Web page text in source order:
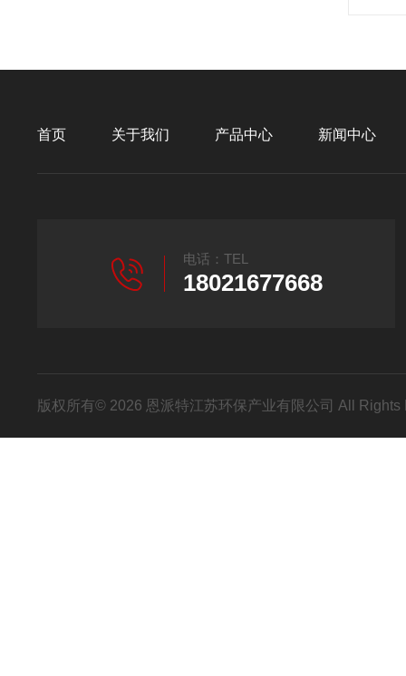
首页 关于我们 产品中心 新闻中心
电话：TEL
18021677668
版权所有© 2026 恩派特江苏环保产业有限公司 All